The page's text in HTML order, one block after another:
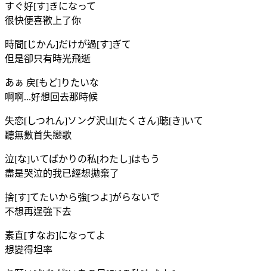
すぐ好[す]きになって
很快便喜歡上了你
時間[じかん]だけが過[す]ぎて
但是卻只有時光飛逝
あぁ 戻[もど]りたいな
啊啊...好想回去那時候
失恋[しつれん]ソング沢山[たくさん]聴[き]いて
聽無數首失戀歌
泣[な]いてばかりの私[わたし]はもう
盡是哭泣的我已經想拋棄了
捨[す]てたいから強[つよ]がらないで
不想再逞強下去
素直[すなお]になってよ
想變得坦率